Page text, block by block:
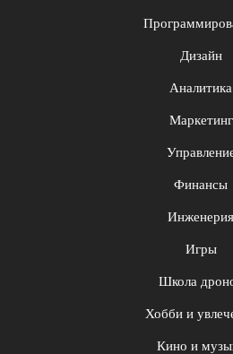
Дизайн
Аналитика
Маркетинг
Финансы
Инженерия
Игры
Школа
Хобби и
Кино и